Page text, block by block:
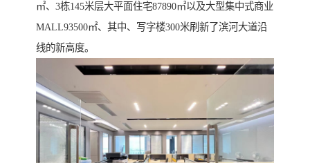
㎡、3栋145米层大平面住宅87890㎡以及大型集中式商业
MALL93500㎡、其中、写字楼300米刷新了滨河大道沿
线的新高度。